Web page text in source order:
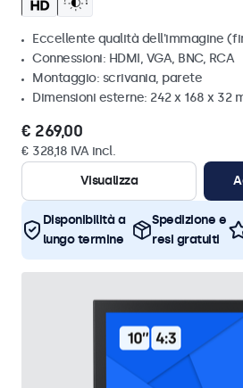
Eccellente qualità dell'immagine
Connessioni: HDMI, VGA, BNC, RCA
Montaggio: scrivania, parete
Dimensioni esterne: 242 x 168 x 32
€ 269,00
€ 328,18 IVA incl.
Visualizza
Disponibilità a
lungo termine
Spedizione e
resi gratuiti